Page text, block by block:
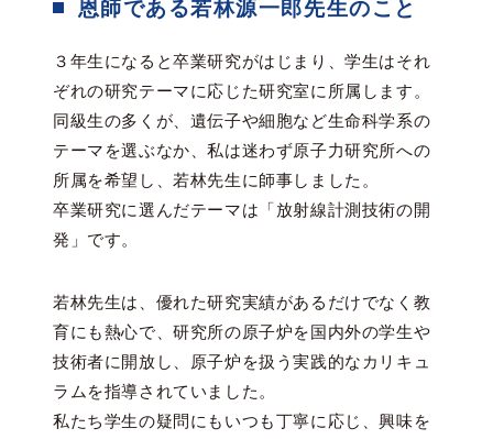
恩師である若林源一郎先生のこと
３年生になると卒業研究がはじまり、学生はそれ
ぞれの研究テーマに応じた研究室に所属します。
同級生の多くが、遺伝子や細胞など生命科学系の
テーマを選ぶなか、私は迷わず原子力研究所への
所属を希望し、若林先生に師事しました。
卒業研究に選んだテーマは「放射線計測技術の開
発」です。
若林先生は、優れた研究実績があるだけでなく教
育にも熱心で、研究所の原子炉を国内外の学生や
技術者に開放し、原子炉を扱う実践的なカリキュ
ラムを指導されていました。
私たち学生の疑問にもいつも丁寧に応じ、興味を